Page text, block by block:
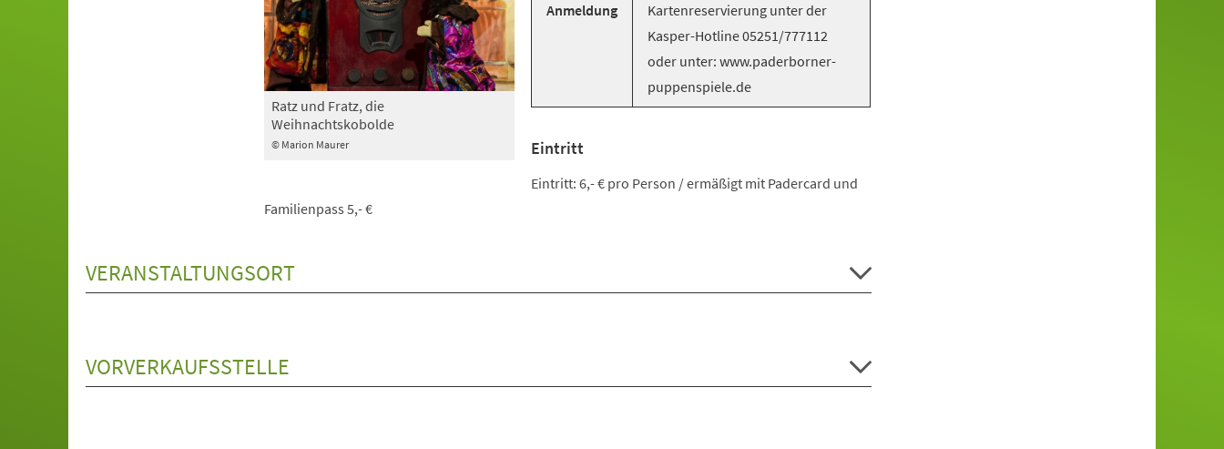
© Marion Maurer
Ratz und Fratz, die
Weihnachtskobolde
Anmeldung
Kartenreservierung unter der
Kasper-Hotline 05251/777112
oder unter: www.paderborner-
puppenspiele.de
Eintritt
Eintritt: 6,- € pro Person / ermäßigt mit Padercard und
Familienpass 5,- €
VERANSTALTUNGSORT
VORVERKAUFSSTELLE